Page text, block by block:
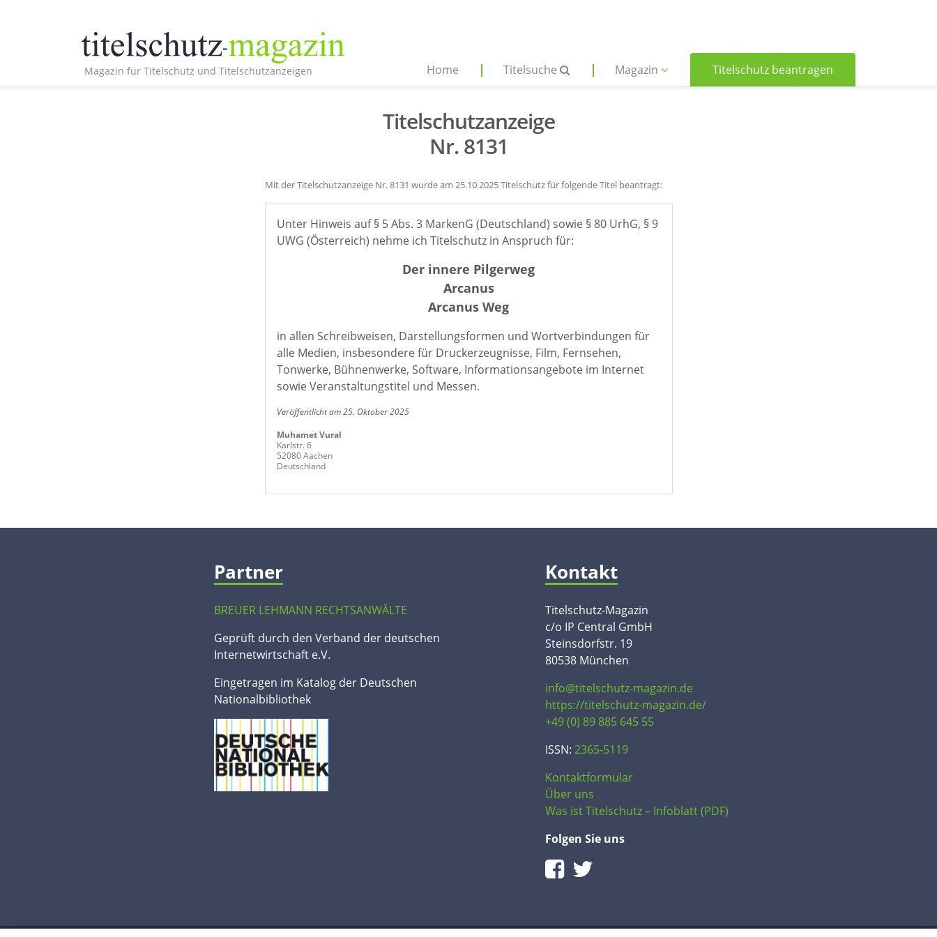
Magazin für Titelschutz und Titelschutzanzeigen Home Titelsuche Magazin Titelschutz beantragen
Titelschutzanzeige
Nr. 8131
Mit der Titelschutzanzeige Nr. 8131 wurde am 25.10.2025 Titelschutz für folgende Titel beantragt:
Unter Hinweis auf § 5 Abs. 3 MarkenG (Deutschland) sowie § 80 UrhG, § 9
UWG (Österreich) nehme ich Titelschutz in Anspruch für:
Der innere Pilgerweg
Arcanus
Arcanus Weg
in allen Schreibweisen, Darstellungsformen und Wortverbindungen für
alle Medien, insbesondere für Druckerzeugnisse, Film, Fernsehen,
Tonwerke, Bühnenwerke, Software, Informationsangebote im Internet
sowie Veranstaltungstitel und Messen.
Veröffentlicht am 25. Oktober 2025
Muhamet Vural
Karlstr. 6
52080 Aachen
Deutschland
Partner
BREUER LEHMANN RECHTSANWÄLTE
Geprüft durch den Verband der deutschen
Internetwirtschaft e.V.
Eingetragen im Katalog der Deutschen
Nationalbibliothek
Kontakt
Titelschutz-Magazin
c/o IP Central GmbH
Steinsdorfstr. 19
80538 München
info@titelschutz-magazin.de
https://titelschutz-magazin.de/
+49 (0) 89 885 645 55
ISSN: 2365-5119
Kontaktformular
Über uns
Was ist Titelschutz – Infoblatt (PDF)
Folgen Sie uns